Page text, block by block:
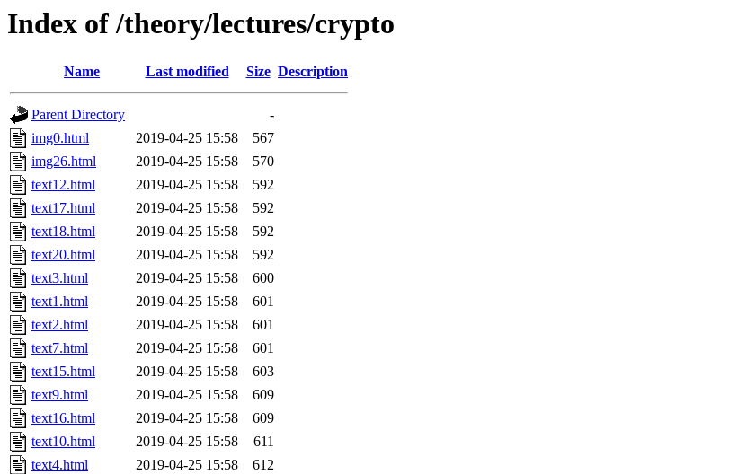
Index of /theory/lectures/crypto
Name Last modified Size Description
Parent Directory
-
img0.html
2019-04-25 15:58
567
img26.html
2019-04-25 15:58
570
text12.html
2019-04-25 15:58
592
text17.html
2019-04-25 15:58
592
text18.html
2019-04-25 15:58
592
text20.html
2019-04-25 15:58
592
text3.html
2019-04-25 15:58
600
text1.html
2019-04-25 15:58
601
text2.html
2019-04-25 15:58
601
text7.html
2019-04-25 15:58
601
text15.html
2019-04-25 15:58
603
text9.html
2019-04-25 15:58
609
text16.html
2019-04-25 15:58
609
text10.html
2019-04-25 15:58
611
text4.html
2019-04-25 15:58
612